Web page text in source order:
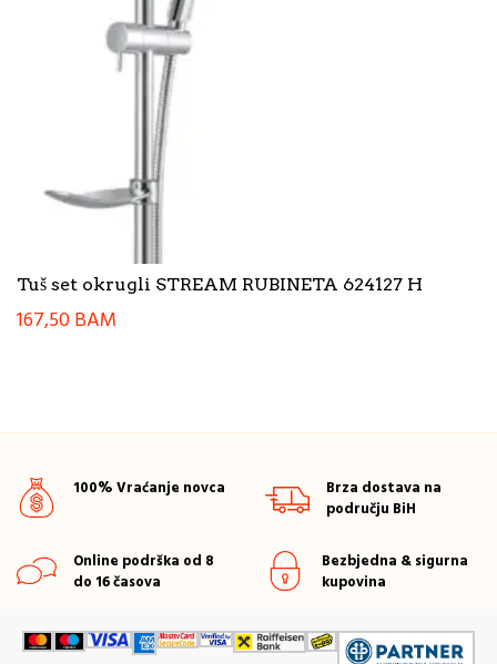
Tuš set okrugli STREAM RUBINETA 624127 H
167,50BAM
100% Vraćanje novca
Brza dostava na
području BiH
Online podrška od 8
do 16 časova
Bezbjedna & sigurna
kupovina